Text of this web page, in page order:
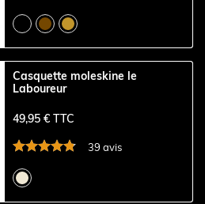
Casquette moleskine le
Laboureur
49,95 € TTC
39 avis